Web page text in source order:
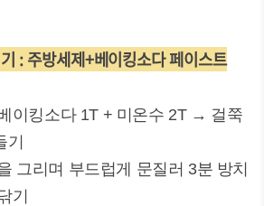
: 주방세제+베이킹소다 페이스트
이킹소다 1T + 미온수 2T → 걸쭉
그리며 부드럽게 문질러 3분 방치
기